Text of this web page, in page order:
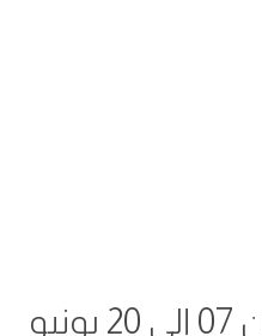
عروض إماكس من 07 إلى 20 يونيو